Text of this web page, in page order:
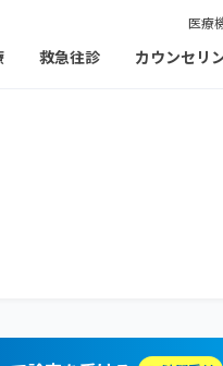
医療
救急往診 カウンセリ